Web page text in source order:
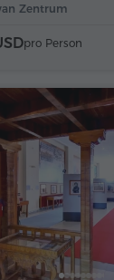
Zentrum
pro Person